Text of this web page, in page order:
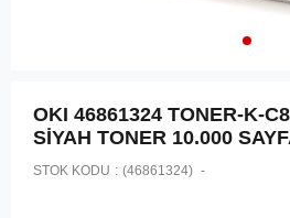
OKI 46861324 TONER-K-
SİYAH TONER 10.000
STOK KODU (46861324)